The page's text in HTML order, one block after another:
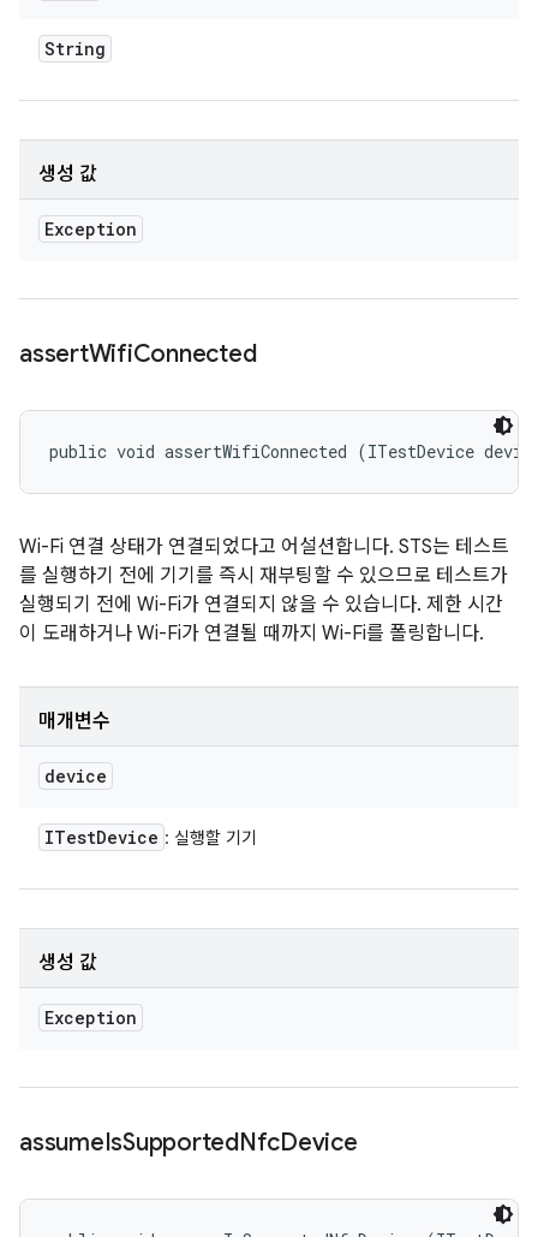
String
생성 값
Exception
assertWifiConnected
public void assertWifiConnected (ITestDevice
Wi-Fi 연결 상태가 연결되었다고 어설션합니다. STS는 테스트
를 실행하기 전에 기기를 즉시 재부팅할 수 있으므로 테스트가
실행되기 전에 Wi-Fi가 연결되지 않을 수 있습니다. 제한 시간
이 도래하거나 Wi-Fi가 연결될 때까지 Wi-Fi를 폴링합니다.
매개변수
device
ITestDevice : 실행할 기기
생성 값
Exception
assumeIsSupportedNfcDevice